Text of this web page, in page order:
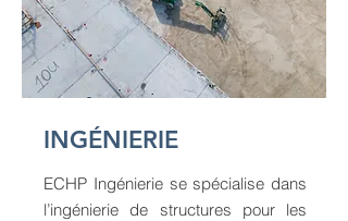
INGÉNIERIE
ECHP Ingénierie se spécialise dans
l’ingénierie de structures pour les